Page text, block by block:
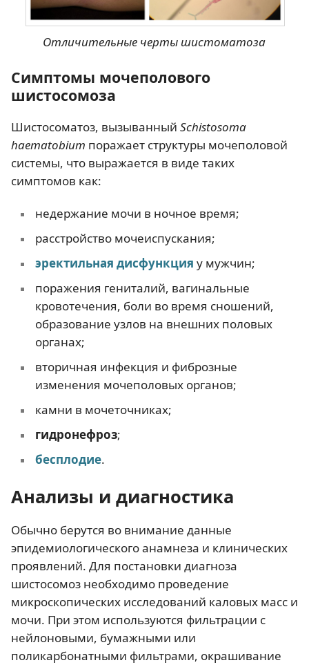
Отличительные черты шистоматоза
Симптомы мочеполового
шистосомоза
Шистосоматоз, вызыванный Schistosoma
haematobium поражает структуры мочеполовой
системы, что выражается в виде таких
симптомов как:
недержание мочи в ночное время;
расстройство мочеиспускания;
эректильная дисфункция у мужчин;
поражения гениталий, вагинальные
кровотечения, боли во время сношений,
образование узлов на внешних половых
органах;
вторичная инфекция и фиброзные
изменения мочеполовых органов;
камни в мочеточниках;
гидронефроз;
бесплодие.
Анализы и диагностика
Обычно берутся во внимание данные
эпидемиологического анамнеза и клинических
проявлений. Для постановки диагноза
шистосомоз необходимо проведение
микроскопических исследований каловых масс и
мочи. При этом используются фильтрации с
нейлоновыми, бумажными или
поликарбонатными фильтрами, окрашивание